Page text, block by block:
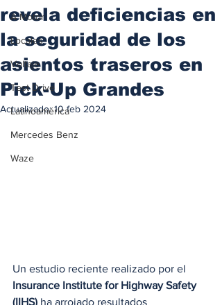
A Motor
Locales
Voltaje
Test Drive
Latinoamérica
Mercedes Benz
Waze
revela deficiencias en
la seguridad de los
asientos traseros en
Pick-Up Grandes
Actualizado:10 feb 2024
Un estudio reciente realizado por el
Insurance Institute for Highway Safety
(IIHS) ha arrojado resultados